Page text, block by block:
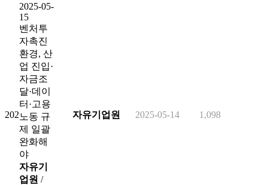
2025-05-
15
202
벤처투
자촉진
환경, 산
업 진입·
자금조
달·데이
터·고용
노동 규
제 일괄
완화해
야
자유기
업원 /
자유기업원 2025-05-14 1,098